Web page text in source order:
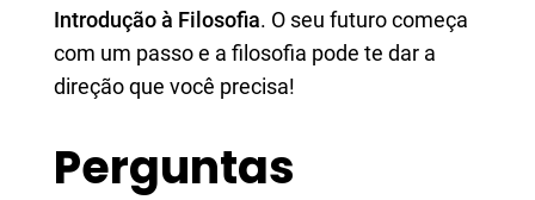
Introdução à Filosofia. O seu futuro começa
com um passo e a filosofia pode te dar a
direção que você precisa!
Perguntas